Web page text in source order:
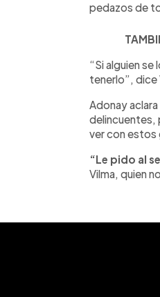
pedazos de
“Si alguien
tenerlo”, dice
Adonay
delincuentes,
ver con estos
“Le pido al
Vilma, quien